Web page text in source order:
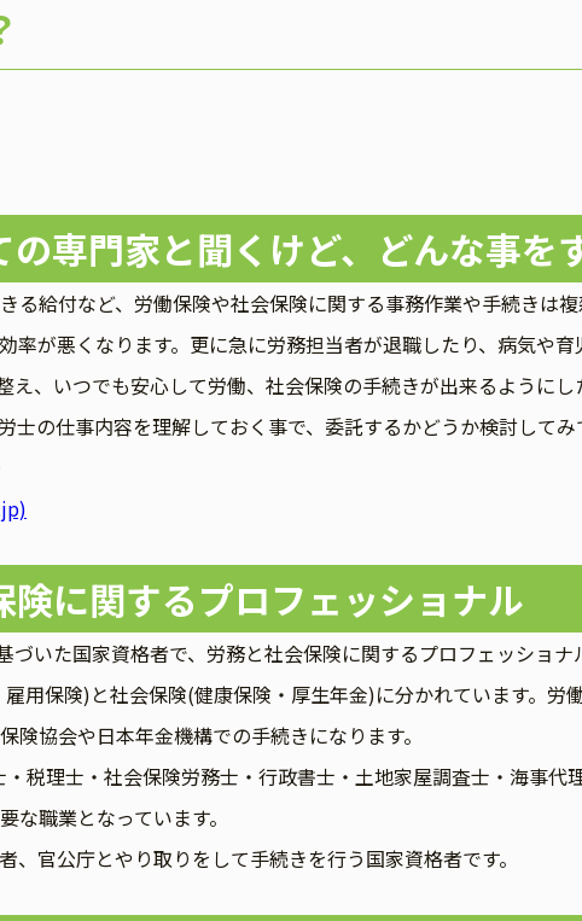
専門家と聞くけど、どんな事を
る給付など、労働保険や社会保険に関する事務作業や手続きは
率が悪くなります。更に急に労務担当者が退職したり、病気や
え、いつでも安心して労働、社会保険の手続きが出来るように
の仕事内容を理解しておく事で、委託するかどうか検討してみ
に関するプロフェッショナル
いた国家資格者で、労務と社会保険に関するプロフェッショナ
用保険)と社会保険(健康保険・厚生年金)に分かれています。労
協会や日本年金機構での手続きになります。
税理士・社会保険労務士・行政書士・土地家屋調査士・海事代
職業となっています。
官公庁とやり取りをして手続きを行う国家資格者です。